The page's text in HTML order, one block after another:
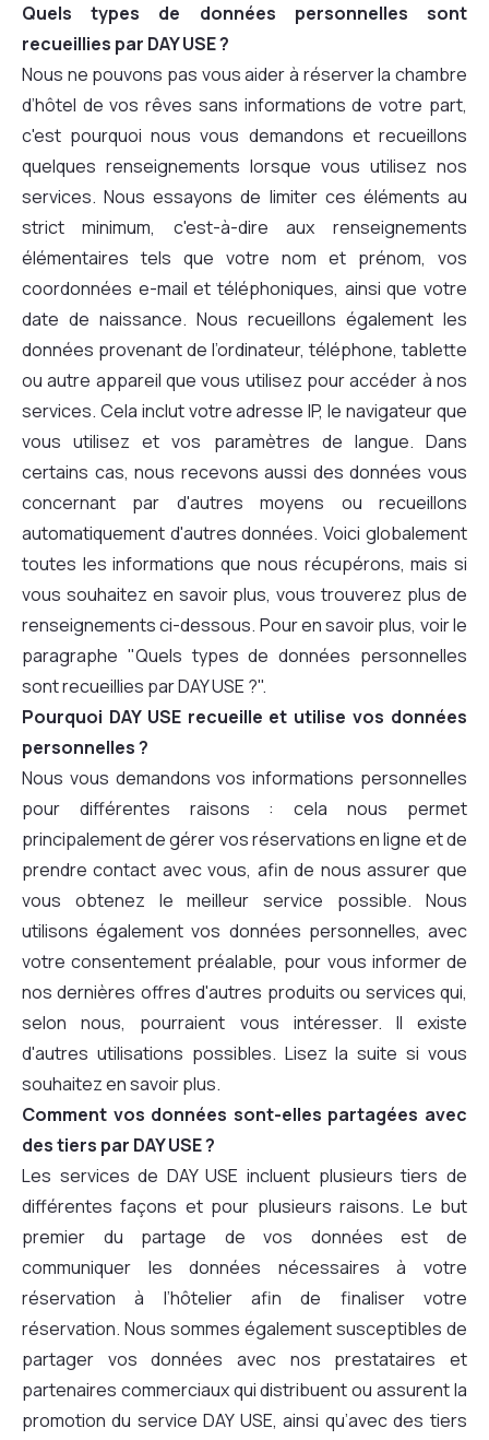
Quels types de données personnelles sont
recueillies par DAY USE ?
Nous ne pouvons pas vous aider à réserver la chambre
d’hôtel de vos rêves sans informations de votre part,
c'est pourquoi nous vous demandons et recueillons
quelques renseignements lorsque vous utilisez nos
services. Nous essayons de limiter ces éléments au
strict minimum, c'est-à-dire aux renseignements
élémentaires tels que votre nom et prénom, vos
coordonnées e-mail et téléphoniques, ainsi que votre
date de naissance. Nous recueillons également les
données provenant de l’ordinateur, téléphone, tablette
ou autre appareil que vous utilisez pour accéder à nos
services. Cela inclut votre adresse IP, le navigateur que
vous utilisez et vos paramètres de langue. Dans
certains cas, nous recevons aussi des données vous
concernant par d'autres moyens ou recueillons
automatiquement d'autres données. Voici globalement
toutes les informations que nous récupérons, mais si
vous souhaitez en savoir plus, vous trouverez plus de
renseignements ci-dessous. Pour en savoir plus, voir le
paragraphe "Quels types de données personnelles
sont recueillies par DAY USE ?".
Pourquoi DAY USE recueille et utilise vos données
personnelles ?
Nous vous demandons vos informations personnelles
pour différentes raisons : cela nous permet
principalement de gérer vos réservations en ligne et de
prendre contact avec vous, afin de nous assurer que
vous obtenez le meilleur service possible. Nous
utilisons également vos données personnelles, avec
votre consentement préalable, pour vous informer de
nos dernières offres d'autres produits ou services qui,
selon nous, pourraient vous intéresser. Il existe
d'autres utilisations possibles. Lisez la suite si vous
souhaitez en savoir plus.
Comment vos données sont-elles partagées avec
des tiers par DAY USE ?
Les services de DAY USE incluent plusieurs tiers de
différentes façons et pour plusieurs raisons. Le but
premier du partage de vos données est de
communiquer les données nécessaires à votre
réservation à l’hôtelier afin de finaliser votre
réservation. Nous sommes également susceptibles de
partager vos données avec nos prestataires et
partenaires commerciaux qui distribuent ou assurent la
promotion du service DAY USE, ainsi qu’avec des tiers